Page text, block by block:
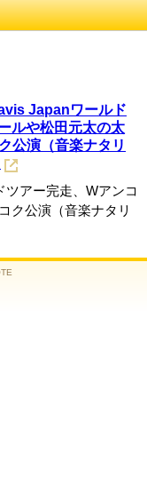
Japanワールド
ルや松田元太の太
公演（音楽ナタリ
ツアー完走、Wアンコ
ク公演（音楽ナタリ